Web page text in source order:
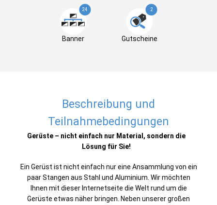
24
Banner
2
Gutscheine
Beschreibung und
Teilnahmebedingungen
Gerüste – nicht einfach nur Material, sondern die
Lösung für Sie!
Ein Gerüst ist nicht einfach nur eine Ansammlung von ein
paar Stangen aus Stahl und Aluminium. Wir möchten
Ihnen mit dieser Internetseite die Welt rund um die
Gerüste etwas näher bringen. Neben unserer großen